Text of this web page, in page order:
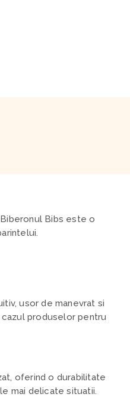
Bibs este o
usor de manevrat si
produselor pentru
oferind o durabilitate
mai delicate situatii.